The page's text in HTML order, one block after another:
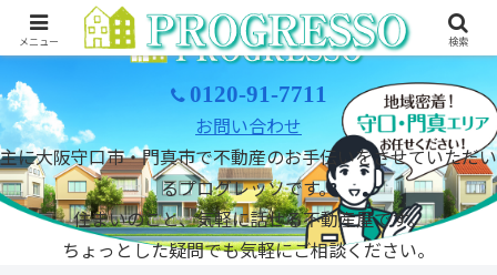
0120-91-7711
お問い合わせ
主に大阪守口市・門真市で不動産のお手伝いをさせていただい
るプログレッソです。
住まいのこと、気軽に話せる不動産屋です。
ちょっとした疑問でも気軽にご相談ください。
メニュー 検索